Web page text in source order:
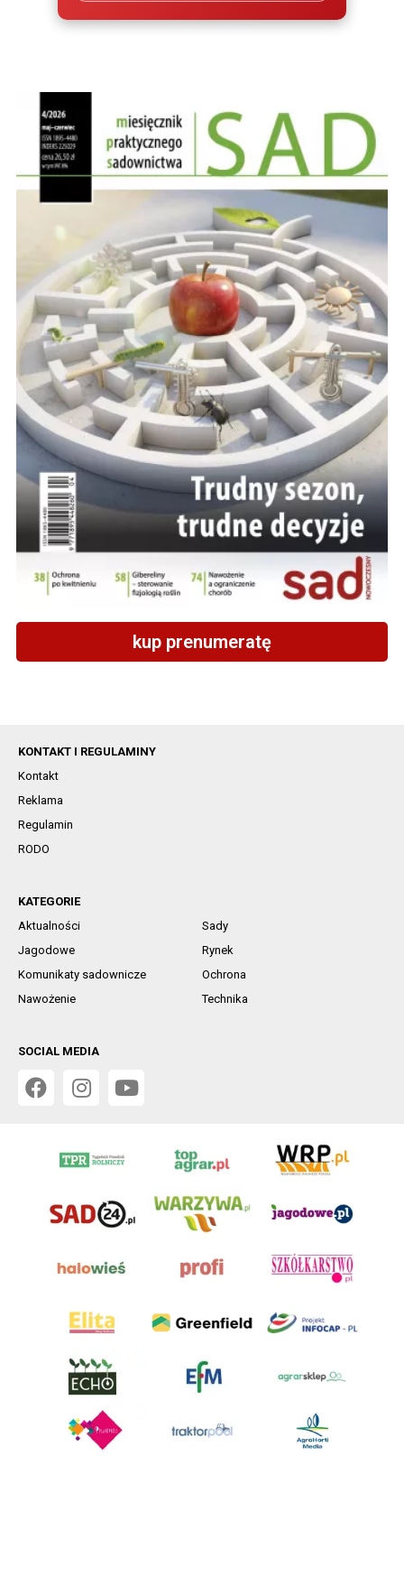
kup prenumeratę
KONTAKT I REGULAMINY
Kontakt
Reklama
Regulamin
RODO
KATEGORIE
Aktualności
Sady
Jagodowe
Rynek
Komunikaty sadownicze
Ochrona
Nawożenie
Technika
SOCIAL MEDIA